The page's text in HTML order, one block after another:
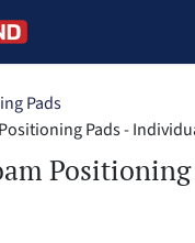
Pads
Pads -
Positioning